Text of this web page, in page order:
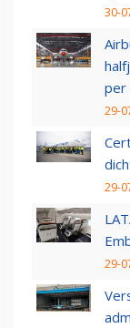
30-
per
29-
29-
29-